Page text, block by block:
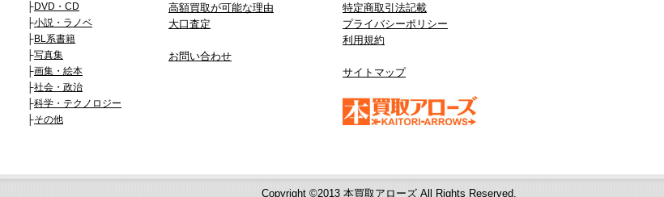
├DVD・CD
├小説・ラノベ
├BL系書籍
├写真集
├画集・絵本
├社会・政治
├科学・テクノロジー
├その他
高額買取が可能な理由
大口査定
お問い合わせ
特定商取引法記載
プライバシーポリシー
利用規約
サイトマップ
Copyright ©2013 本買取アローズ All Rights Reserved.